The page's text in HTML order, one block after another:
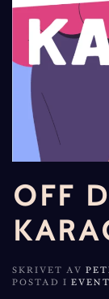
OFF
SKRIVET AV
POSTAD I EVENT